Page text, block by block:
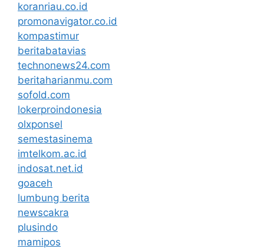
koranriau.co.id
promonavigator.co.id
kompastimur
beritabatavias
technonews24.com
beritaharianmu.com
sofold.com
lokerproindonesia
olxponsel
semestasinema
imtelkom.ac.id
indosat.net.id
goaceh
lumbung berita
newscakra
plusindo
mamipos